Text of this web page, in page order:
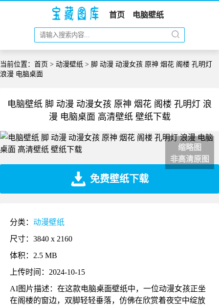
首页 电脑壁纸
当前位置： 首页 > 动漫壁纸 > 脚 动漫 动漫女孩 原神 烟花 阁楼 孔明灯
浪漫 电脑桌面
电脑壁纸 脚 动漫 动漫女孩 原神 烟花 阁楼 孔明灯 浪
漫 电脑桌面 高清壁纸 壁纸下载
缩略图
非高清原图
免费壁纸下载
分类： 动漫壁纸
尺寸：3840 x 2160
体积：2.5 MB
上传时间：2024-10-15
AI图片描述：在这款电脑桌面壁纸中，一位动漫女孩正坐
在阁楼的窗边，双脚轻轻垂落，仿佛在欣赏着夜空中绽放